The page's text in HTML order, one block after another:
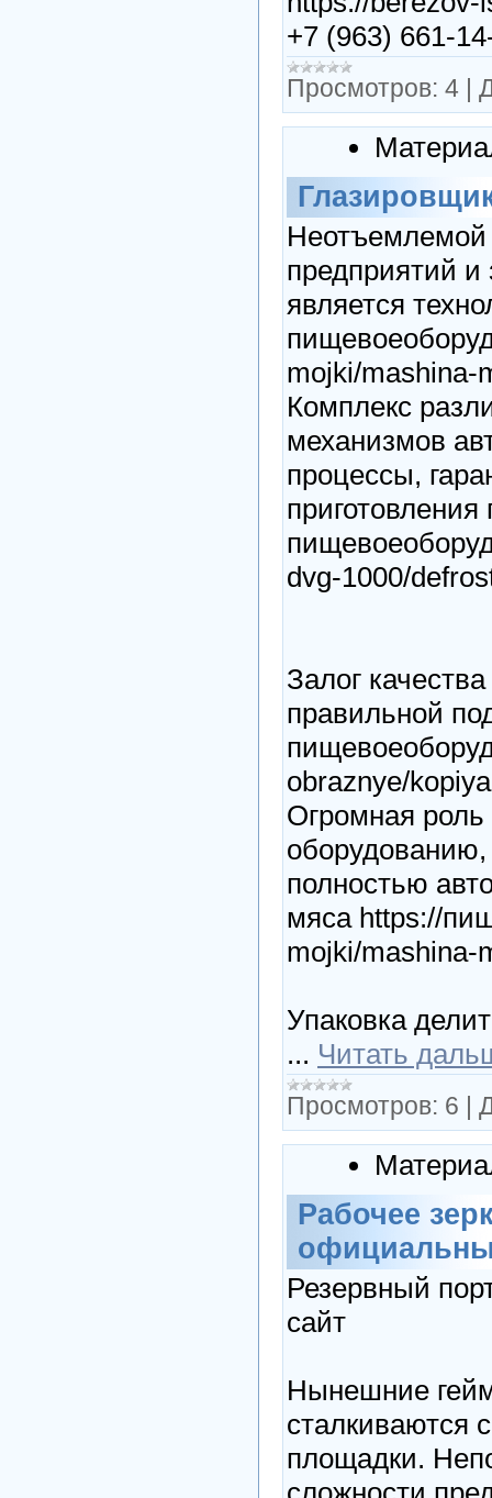
+7 (963) 661-
Просмотров: 4 |
Неотъемлемой
предприятий и
является
mojki/mashina-
Комплекс
механизмов
процессы,
dvg-1000/
Залог
правильной
obraznye/
Огромная
оборудованию,
полностью
мяса https://
mojki/mashina-
Упаковка
... Читать
Просмотров: 6 |
Рабочее
Резервный
сайт
Нынешние
сталкиваются
площадки.